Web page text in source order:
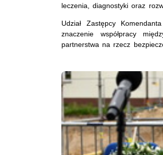
leczenia, diagnostyki oraz
Udział Zastępcy
znaczenie współpracy
partnerstwa na rzecz